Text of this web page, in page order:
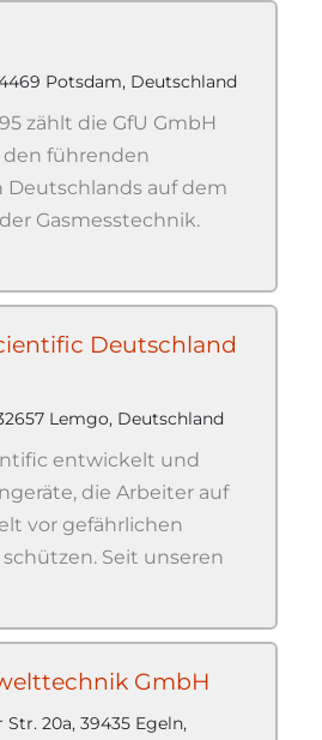
Potsdam, Deutschland
zählt die GfU GmbH
den führenden
auf dem
Gasmesstechnik.
Deutschland
Lemgo, Deutschland
entwickelt und
die Arbeiter auf
vor gefährlichen
Seit unseren
GmbH
20a, 39435 Egeln,